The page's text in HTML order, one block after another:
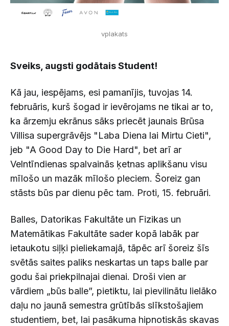
vplakats
Sveiks, augsti godātais Student!
Kā jau, iespējams, esi pamanījis, tuvojas 14.
februāris, kurš šogad ir ievērojams ne tikai ar to,
ka ārzemju ekrānus sāks priecēt jaunais Brūsa
Villisa supergrāvējs "Laba Diena lai Mirtu Cieti",
jeb "A Good Day to Die Hard", bet arī ar
Velntīndienas spalvainās ķetnas aplikšanu visu
mīlošo un mazāk mīlošo pleciem. Šoreiz gan
stāsts būs par dienu pēc tam. Proti, 15. februāri.
Balles, Datorikas Fakultāte un Fizikas un
Matemātikas Fakultāte sader kopā labāk par
ietaukotu siļķi pieliekamajā, tāpēc arī šoreiz šīs
svētās saites paliks neskartas un taps balle par
godu šai priekpilnajai dienai. Droši vien ar
vārdiem „būs balle”, pietiktu, lai pievilinātu lielāko
daļu no jaunā semestra grūtībās slīkstošajiem
studentiem, bet, lai pasākuma hipnotiskās skavas